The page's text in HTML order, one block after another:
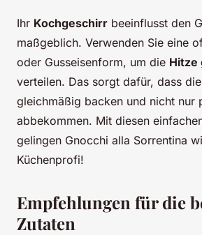
Ihr Kochgeschirr beeinflusst den
maßgeblich. Verwenden Sie eine
oder Gusseisenform, um die Hitze
verteilen. Das sorgt dafür, dass
gleichmäßig backen und nicht nur
abbekommen. Mit diesen
gelingen Gnocchi alla Sorrentina
Küchenprofi!
Empfehlungen für die
Zutaten